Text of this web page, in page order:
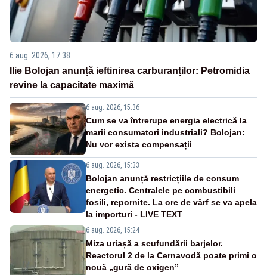
6 aug. 2026, 17:38
Ilie Bolojan anunță ieftinirea carburanților: Petromidia
revine la capacitate maximă
6 aug. 2026, 15:36
Cum se va întrerupe energia electrică la
marii consumatori industriali? Bolojan:
Nu vor exista compensații
6 aug. 2026, 15:33
Bolojan anunță restricțiile de consum
energetic. Centralele pe combustibili
fosili, repornite. La ore de vârf se va apela
la importuri - LIVE TEXT
6 aug. 2026, 15:24
Miza uriașă a scufundării barjelor.
Reactorul 2 de la Cernavodă poate primi o
nouă „gură de oxigen”